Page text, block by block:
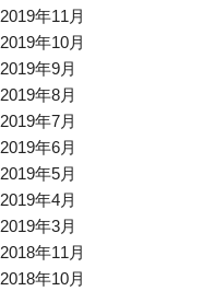
2019年11月
2019年10月
2019年9月
2019年8月
2019年7月
2019年6月
2019年5月
2019年4月
2019年3月
2018年11月
2018年10月